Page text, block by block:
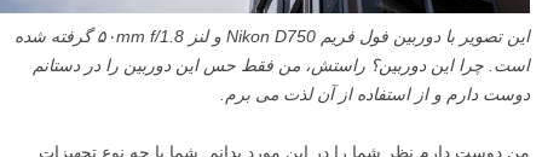
این تصویر با دوربین فول فریم Nikon D750 و لنز ۵۰mm f/1.8 گرفته شده
است. چرا این دوربین؟ راستش، من فقط حس این دوربین را در دستانم
دوست دارم و از استفاده از آن لذت می برم.
من دوست دارم نظر شما را در این مورد بدانم. شما با چه نوع تجهیزات